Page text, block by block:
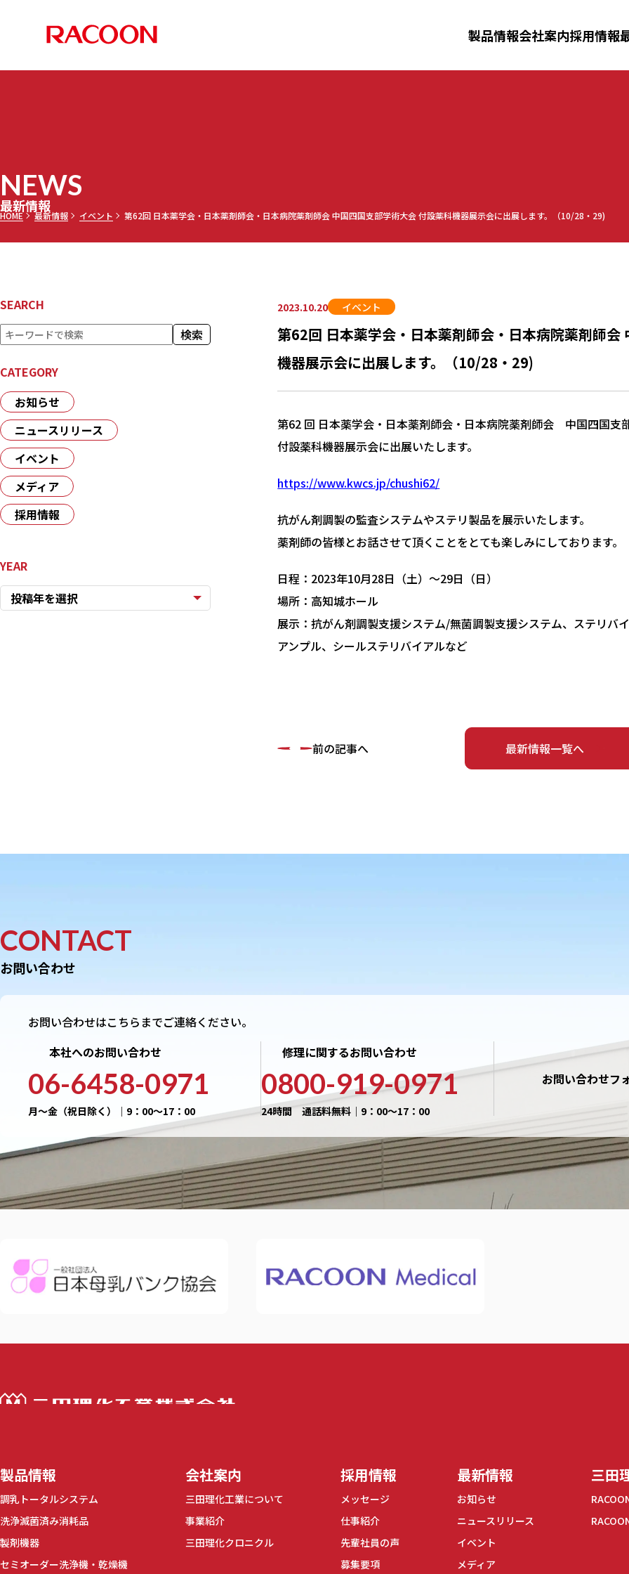
RACOON 三田理化工業株式会社
製品情報会社案内採用情報
NEWS
最新情報
HOME 最新情報 イベント 第62回 日本薬学会・日本薬剤師会・日本病院薬剤師会 中国四国支部学術大会 付設薬科機器展示会に出展します。（10/28・29)
SEARCH
検
索 検索
CATEGORY
お知らせ
ニュースリリース
イベント
メディア
採用情報
YEAR
投稿年を選択
第62回 日本薬学会・日本薬剤師会・日本病院薬剤師会
機器展示会に出展します。（10/28・29)
2023.10.20 イベント
第62 回 日本薬学会・日本薬剤師会・日本病院薬剤師会 中国四国支
付設薬科機器展示会に出展いたします。
https://www.kwcs.jp/chushi62/
抗がん剤調製の監査システムやステリ製品を展示いたします。
薬剤師の皆様とお話させて頂くことをとても楽しみにしております。
日程：2023年10月28日（土）～29日（日）
場所：高知城ホール
展示：抗がん剤調製支援システム/無菌調製支援システム、ステリバ
アンプル、シールステリバイアルなど
前の記事へ 最新情報一覧へ
CONTACT
お問い合わせ
お問い合わせはこちらまでご連絡ください。
本社へのお問い合わせ
06-6458-0971
月〜金（祝日除く）｜9：00〜17：00
修理に関するお問い合わせ
0800-919-0971
24時間 通話料無料｜9：00〜17：00
お問い合わせフ
製品情報
調乳トータルシステム
洗浄滅菌済み消耗品
製剤機器
セミオーダー洗浄機・乾燥機
会社案内
三田理化工業について
事業紹介
三田理化クロニクル
採用情報
メッセージ
仕事紹介
先輩社員の声
募集要項
最新情報
お知らせ
ニュースリリース
イベント
メディア
三田